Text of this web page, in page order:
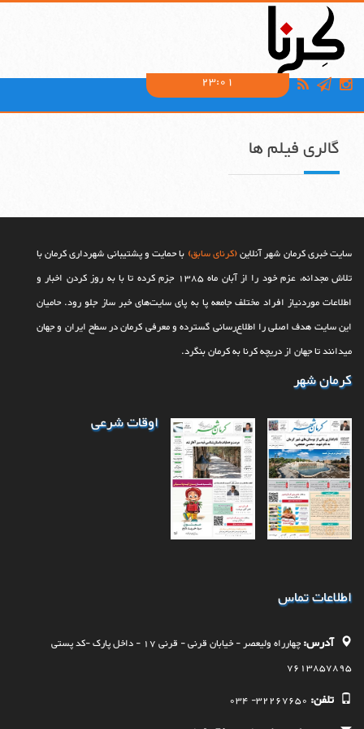
23:01
گالری فیلم ها
سایت خبری کرمان شهر آنلاین(کرنای سابق) با حمایت و پشتیبانی شهرداری کرمان با
تلاش مجدانه، عزم خود را از آبان ماه 1385 جزم کرده تا با به روز کردن اخبار و
اطلاعات موردنیاز افراد مختلف جامعه پا به پای سایت‌های خبر ساز جلو رود. حامیان
این سایت هدف اصلی را اطلاع‌رسانی گسترده و معرفی کرمان در سطح ایران و جهان
می‎‏دانند تا جهان از دریچه کرنا به کرمان بنگرد.
کرمان شهر
اوقات شرعی
اطلاعات تماس
آدرس:
چهارراه وليعصر - خيابان قرنی - قرنی 17 - داخل پارک -کد پستی
7613857895
تلفن: 32267650- 034